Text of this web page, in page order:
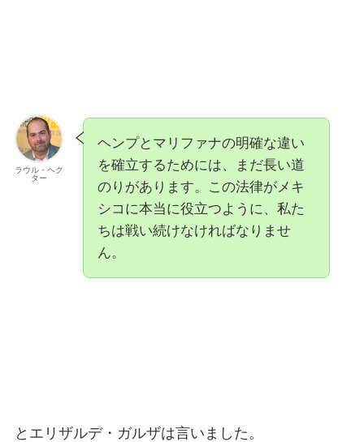
ラウル・ヘク
ター
ヘンプとマリファナの明確な違い
を確立するためには、まだ長い道
のりがあります。この法律がメキ
シコに本当に役立つように、私た
ちは戦い続けなければなりませ
ん。
とエリザルデ・ガルザは言いました。